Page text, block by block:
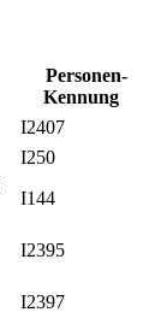
Personen-
Kennung
I2407
I250
I144
I2395
I2397